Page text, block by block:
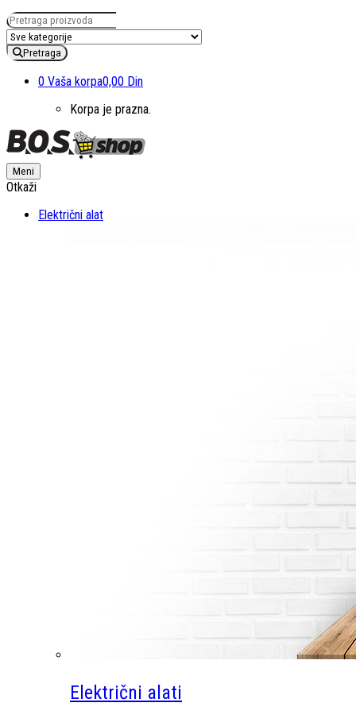
Pretraga za:
Pretraga
0 Vaša korpa0,00 Din
Korpa je prazna.
Meni
Otkaži
Električni alat
Električni alati